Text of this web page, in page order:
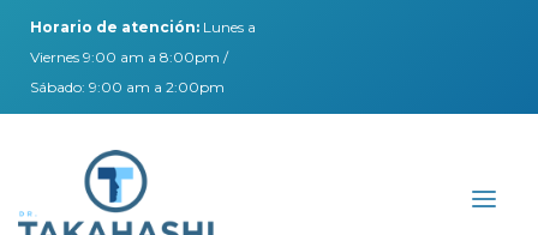
Horario de atención: Lunes a
Viernes 9:00 am a 8:00pm /
Sábado: 9:00 am a 2:00pm